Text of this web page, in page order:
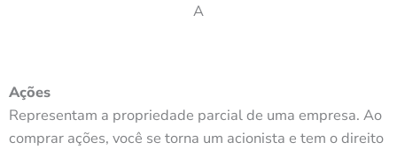
A
Ações
Representam a propriedade parcial de uma empresa. Ao
comprar ações, você se torna um acionista e tem o direito